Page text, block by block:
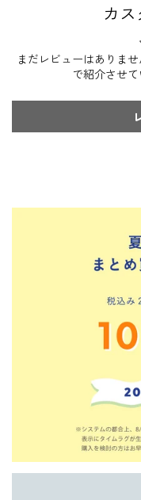
カ
まだレビューはありま
で紹介させ